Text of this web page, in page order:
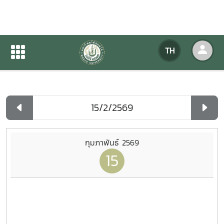
TH
ปฏิทินกิจกรรมของหน่วยงาน
ปฏิทินกิจกรรมของหน่วยงาน
กุมภาพันธ์ 2569
15